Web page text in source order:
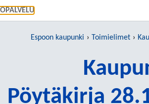
Espoon kaupunki Toimielimet
Pöytäkirja